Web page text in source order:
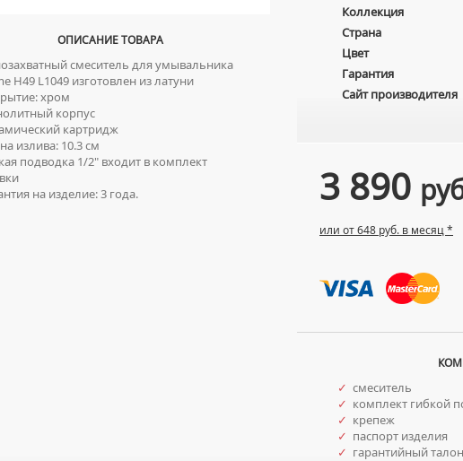
ОПИСАНИЕ ТОВАРА
смеситель для умывальника
H49 L1049 изготовлен из латуни
хром
корпус
картридж
излива: 10.3 см
подводка 1/2" входит в комплект
на изделие: 3 года.
Коллекция
Страна
Цвет
Гарантия
Сайт производителя
3 890
или от 648 руб. в месяц *
✓ смеситель
✓ комплект гибкой
✓ крепеж
✓ паспорт изделия
✓ гарантийный талон